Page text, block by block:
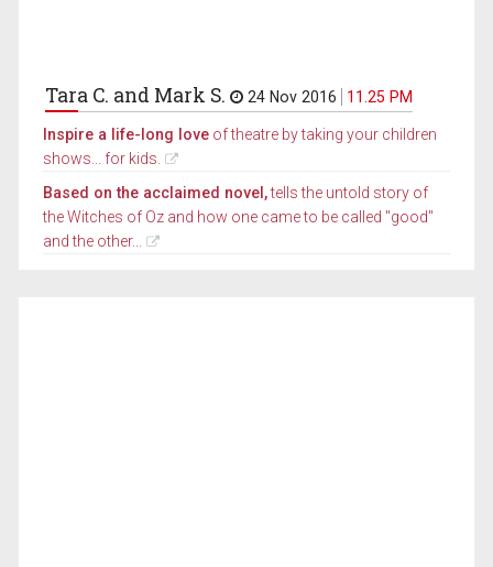
Tara C. and Mark S. 24 Nov 2016 11.25 PM
Inspire a life-long love of theatre by taking your children
shows... for kids.
Based on the acclaimed novel,tells the untold story of
the Witches of Oz and how one came to be called "good"
and the other...